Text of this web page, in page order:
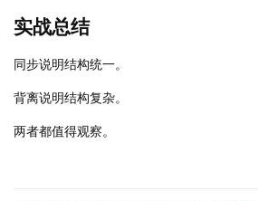
实战总结
同步说明结构统一。
背离说明结构复杂。
两者都值得观察。